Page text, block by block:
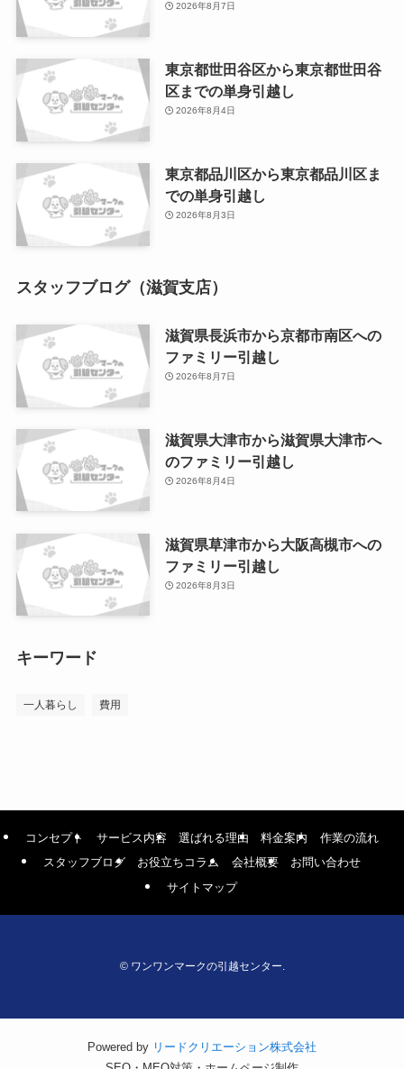
2026年8月7日
東京都世田谷区から東京都世田谷
区までの単身引越し
2026年8月4日
東京都品川区から東京都品川区ま
での単身引越し
2026年8月3日
スタッフブログ（滋賀支店）
滋賀県長浜市から京都市南区への
ファミリー引越し
2026年8月7日
滋賀県大津市から滋賀県大津市へ
のファミリー引越し
2026年8月4日
滋賀県草津市から大阪高槻市への
ファミリー引越し
2026年8月3日
キーワード
一人暮らし 費用
コンセプト サービス内容 選ばれる理由 料金案内
作業の流れ
スタッフブログ
お役立ちコラム 会社概要
お問い合わせ
サイトマップ
©ワンワンマークの引越センター.
Powered by リードクリエーション株式会社